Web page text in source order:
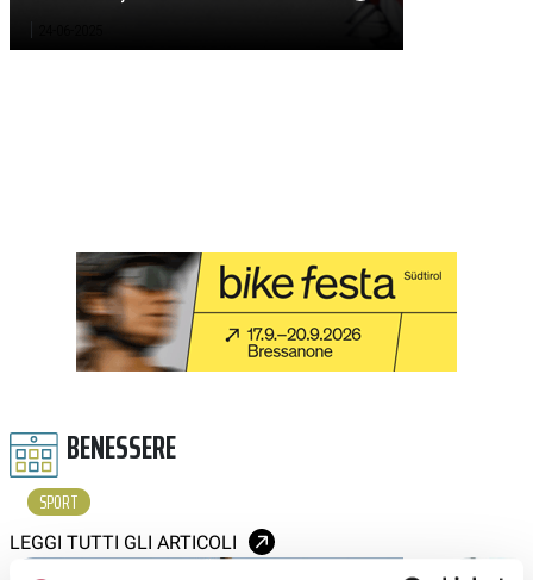
BENESSERE
SPORT
LEGGI TUTTI GLI ARTICOLI